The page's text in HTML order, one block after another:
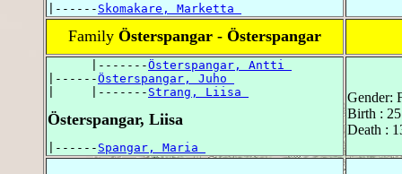
|------ Skomakare, Marketta
Family Österspangar - Österspangar
      |-------
Österspangar, Antti
|------Österspangar, Juho
|     |------- Strang, Liisa
Österspangar, Liisa
|------ Spangar, Maria
Gender:
Birth :
Death :